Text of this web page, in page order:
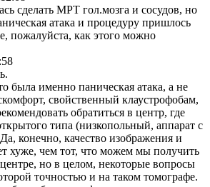
сделать МРТ гол.мозга и сосудов, но
атака и процедуру пришлось
пожалуйста, как этого можно
была именно паническая атака, а не
свойственный клаустрофобам,
обратиться в центр, где
типа (низкопольный, аппарат с
конечно, качество изображения и
хуже, чем тот, что можем мы получить
но в целом, некоторые вопросы
точностью и на таком томографе.